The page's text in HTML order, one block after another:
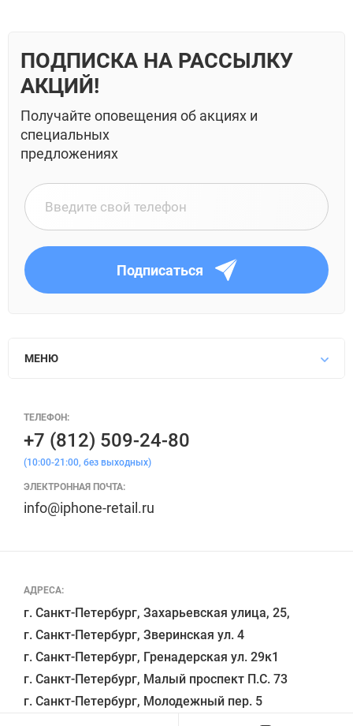
ПОДПИСКА НА РАССЫЛКУ
АКЦИЙ!
Получайте оповещения об акциях и
специальных
предложениях
Подписаться
МЕНЮ
АДРЕСА:
г. Санкт-Петербург, Захарьевская улица, 25,
г. Санкт-Петербург, Зверинская ул. 4
г. Санкт-Петербург, Гренадерская ул. 29к1
г. Санкт-Петербург, Малый проспект П.С. 73
ТЕЛЕФОН:
+7 (812) 509-24-80
(10:00-21:00, без выходных)
ЭЛЕКТРОННАЯ ПОЧТА:
info@iphone-retail.ru